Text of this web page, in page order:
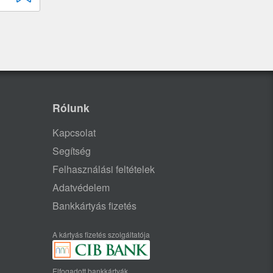
Rólunk
Kapcsolat
Segítség
Felhasználási feltételek
Adatvédelem
Bankkártyás fizetés
A kártyás fizetés szolgáltatója